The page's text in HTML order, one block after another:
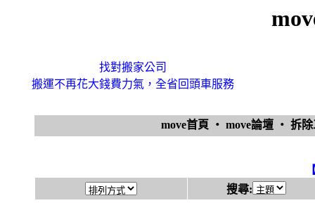
找對搬家公司
搬運不再花大錢費力氣，全省回頭車服務
move首頁 ‧ move論壇 ‧ 拆
搜尋: